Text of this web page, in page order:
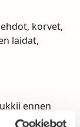
korvet,
laidat,
ennen